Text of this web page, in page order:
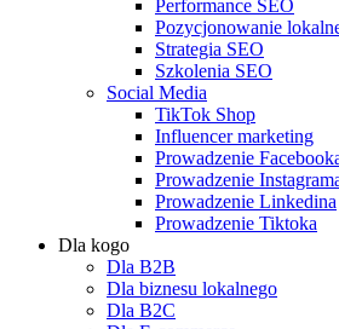
Performance SEO
Pozycjonowanie
Strategia SEO
Szkolenia SEO
Social Media
TikTok Shop
Influencer marketing
Prowadzenie
Prowadzenie
Prowadzenie Linkedina
Prowadzenie Tiktoka
Dla kogo
Dla B2B
Dla biznesu lokalnego
Dla B2C